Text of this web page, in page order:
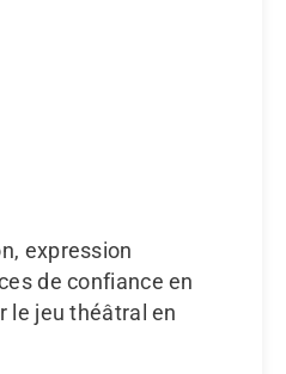
expression
de confiance en
le jeu théâtral en